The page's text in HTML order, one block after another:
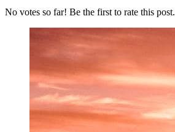
No votes so far! Be the first to rate this post.